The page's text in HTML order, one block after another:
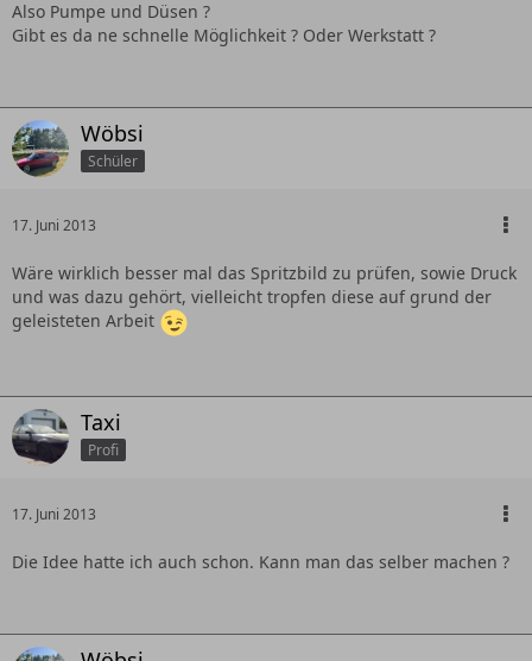
Also Pumpe und Düsen ?
Gibt es da ne schnelle Möglichkeit ? Oder Werkstatt ?
Wöbsi
Schüler
17. Juni 2013
Wäre wirklich besser mal das Spritzbild zu prüfen, sowie Druck
und was dazu gehört, vielleicht tropfen diese auf grund der
geleisteten Arbeit
Taxi
Profi
17. Juni 2013
Die Idee hatte ich auch schon. Kann man das selber machen ?